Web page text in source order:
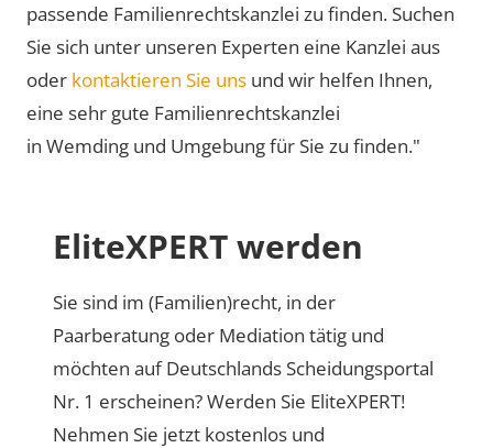
passende Familienrechtskanzlei zu finden. Suchen
Sie sich unter unseren Experten eine Kanzlei aus
oder kontaktieren Sie uns und wir helfen Ihnen,
eine sehr gute Familienrechtskanzlei
in Wemding und Umgebung für Sie zu finden."
EliteXPERT werden
Sie sind im (Familien)recht, in der
Paarberatung oder Mediation tätig und
möchten auf Deutschlands Scheidungsportal
Nr. 1 erscheinen? Werden Sie EliteXPERT!
Nehmen Sie jetzt kostenlos und